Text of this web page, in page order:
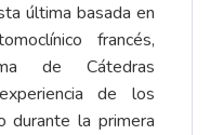
última basada en
francés,
de Cátedras
de los
durante la primera